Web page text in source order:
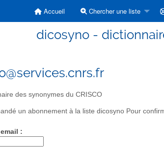
Accueil Chercher une liste
dicosyno -
des synonymes du CRISCO
un abonnement à la liste dicosyno Pour
: